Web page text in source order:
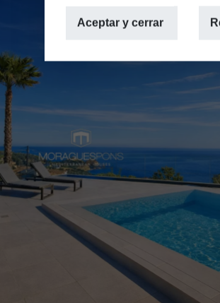
Aceptar y cerrar